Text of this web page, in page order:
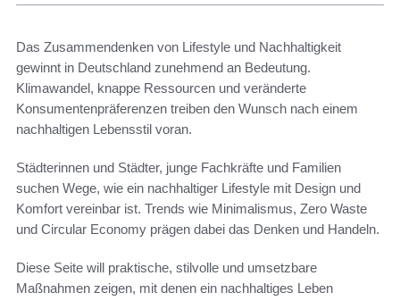
Das Zusammendenken von Lifestyle und Nachhaltigkeit
gewinnt in Deutschland zunehmend an Bedeutung.
Klimawandel, knappe Ressourcen und veränderte
Konsumentenpräferenzen treiben den Wunsch nach einem
nachhaltigen Lebensstil voran.
Städterinnen und Städter, junge Fachkräfte und Familien
suchen Wege, wie ein nachhaltiger Lifestyle mit Design und
Komfort vereinbar ist. Trends wie Minimalismus, Zero Waste
und Circular Economy prägen dabei das Denken und Handeln.
Diese Seite will praktische, stilvolle und umsetzbare
Maßnahmen zeigen, mit denen ein nachhaltiges Leben